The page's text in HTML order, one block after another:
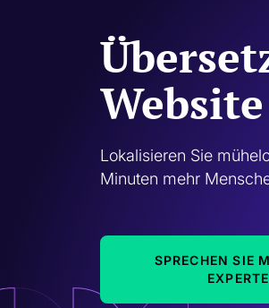
Website
Lokalisieren Sie
Minuten mehr
SPRECHEN SIE